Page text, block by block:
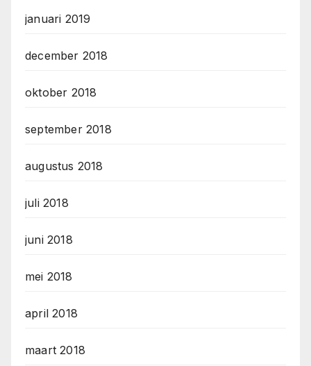
januari 2019
december 2018
oktober 2018
september 2018
augustus 2018
juli 2018
juni 2018
mei 2018
april 2018
maart 2018